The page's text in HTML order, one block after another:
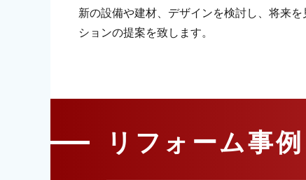
新の設備や建材、デザインを検討し、将来
ションの提案を致します。
リフォーム事例